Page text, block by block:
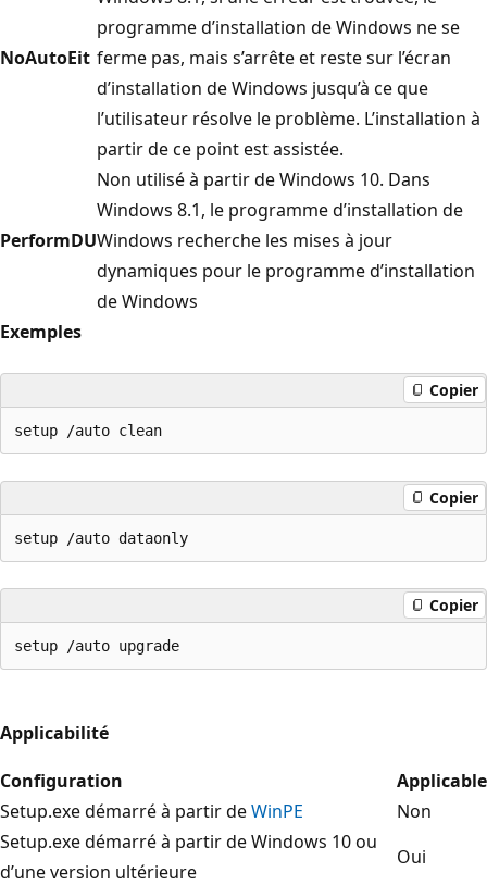
NoAutoEit
programme d’installation de Windows ne se
ferme pas, mais s’arrête et reste sur l’écran
d’installation de Windows jusqu’à ce que
l’utilisateur résolve le problème. L’installation à
partir de ce point est assistée.
PerformDU
Non utilisé à partir de Windows 10. Dans
Windows 8.1, le programme d’installation de
Windows recherche les mises à jour
dynamiques pour le programme d’installation
de Windows
Exemples
Copier
Copier
Copier
Applicabilité
Configuration
Applicable
Setup.exe démarré à partir deWinPE
Non
Setup.exe démarré à partir de Windows 10 ou
d’une version ultérieure
Oui